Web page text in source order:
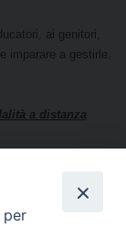
ai genitori,
imparare a gestirle.
a distanza
alla video-
per